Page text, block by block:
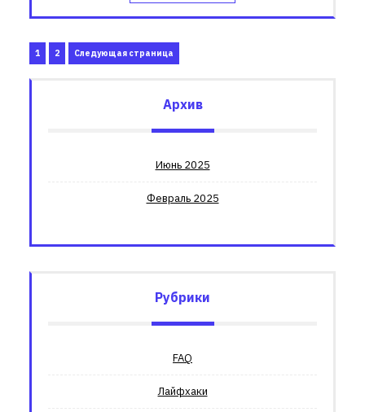
Пагинация
записей
Страница
1 Страница
2 Следующая страница
Архив
Июнь 2025
Февраль 2025
Рубрики
FAQ
Лайфхаки